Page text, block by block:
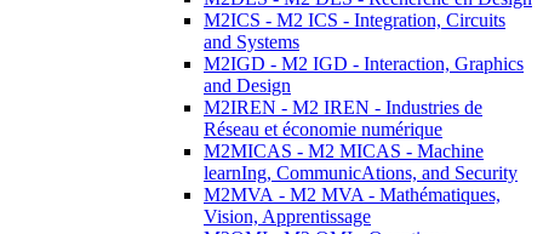
M2ICS - M2 ICS - Integration, Circuits
and Systems
M2IGD - M2 IGD - Interaction, Graphics
and Design
M2IREN - M2 IREN - Industries de
Réseau et économie numérique
M2MICAS - M2 MICAS - Machine
learnIng, CommunicAtions, and Security
M2MVA - M2 MVA - Mathématiques,
Vision, Apprentissage